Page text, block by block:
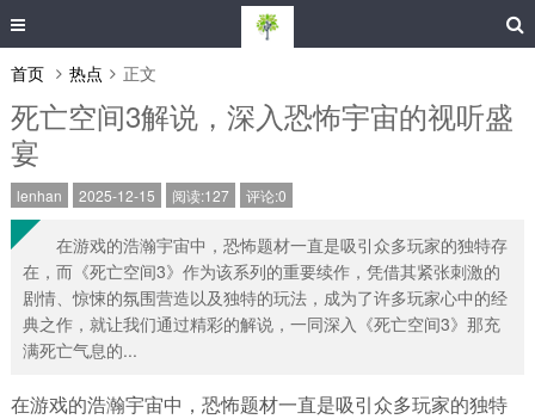
首页 热点 正文
死亡空间3解说，深入恐怖宇宙的视听盛
宴
lenhan 2025-12-15 阅读:127 评论:0
在游戏的浩瀚宇宙中，恐怖题材一直是吸引众多玩家的独特存
在，而《死亡空间3》作为该系列的重要续作，凭借其紧张刺激的
剧情、惊悚的氛围营造以及独特的玩法，成为了许多玩家心中的经
典之作，就让我们通过精彩的解说，一同深入《死亡空间3》那充
满死亡气息的...
在游戏的浩瀚宇宙中，恐怖题材一直是吸引众多玩家的独特